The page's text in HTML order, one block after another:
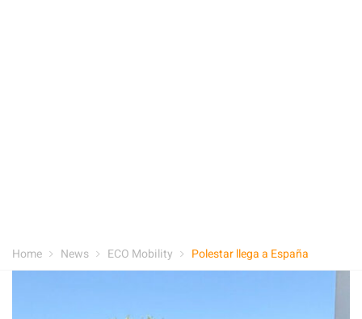
Home News ECO Mobility Polestar llega a España